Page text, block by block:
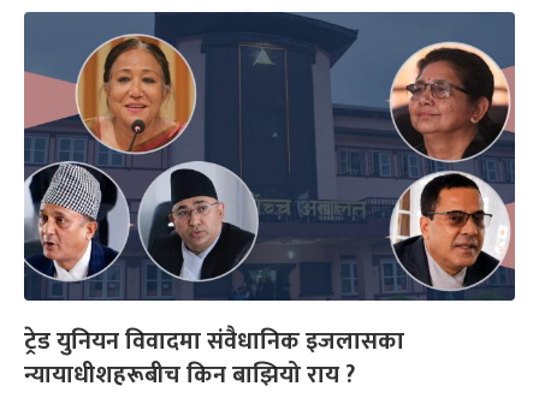
ट्रेड युनियन विवादमा संवैधानिक इजलासका
न्यायाधीशहरूबीच किन बाझियो राय ?